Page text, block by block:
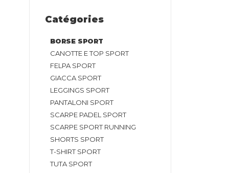
Catégories
BORSE SPORT
CANOTTE E TOP SPORT
FELPA SPORT
GIACCA SPORT
LEGGINGS SPORT
PANTALONI SPORT
SCARPE PADEL SPORT
SCARPE SPORT RUNNING
SHORTS SPORT
T-SHIRT SPORT
TUTA SPORT